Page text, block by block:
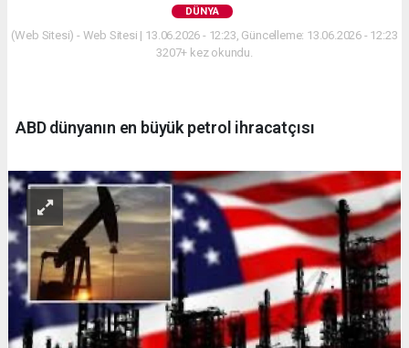
DÜNYA
(Web Sitesi) - Web Sitesi | 13.06.2026 - 12:23, Güncelleme: 13.06.2026 - 12:23
3207+ kez okundu.
ABD dünyanın en büyük petrol ihracatçısı